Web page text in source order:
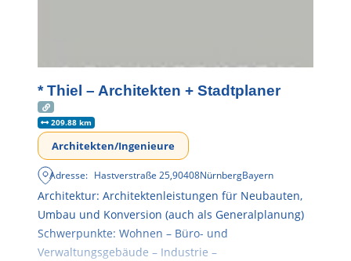
* Thiel – Architekten + Stadtplaner
209.88 km
Architekten/Ingenieure
Adresse: Hastverstraße 25,90408NürnbergBayern
Architektur: Architektenleistungen für Neubauten,
Umbau und Konversion (auch als Generalplanung)
Schwerpunkte: Wohnen – Büro- und
Verwaltungsgebäude – Industrie –